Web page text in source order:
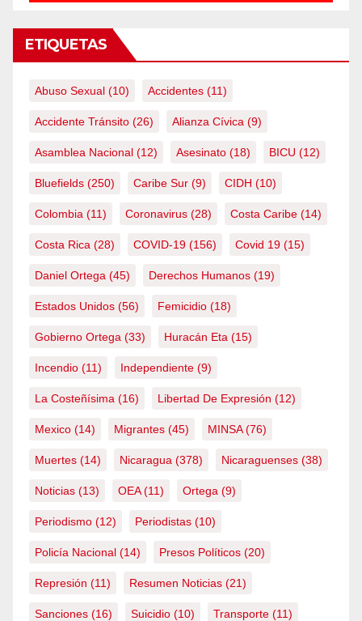
ETIQUETAS
Abuso Sexual (10) Accidentes (11)
Accidente Tránsito (26) Alianza Cívica (9)
Asamblea Nacional (12) Asesinato (18) BICU (12)
Bluefields (250) Caribe Sur (9) CIDH (10)
Colombia (11) Coronavirus (28) Costa Caribe (14)
Costa Rica (28) COVID-19 (156) Covid 19 (15)
Daniel Ortega (45) Derechos Humanos (19)
Estados Unidos (56) Femicidio (18)
Gobierno Ortega (33) Huracán Eta (15)
Incendio (11) Independiente (9)
La Costeñísima (16) Libertad De Expresión (12)
Mexico (14) Migrantes (45) MINSA(76)
Muertes (14) Nicaragua (378) Nicaraguenses (38)
Noticias (13) OEA(11) Ortega (9)
Periodismo (12) Periodistas (10)
Policía Nacional (14) Presos Políticos (20)
Represión (11) Resumen Noticias (21)
Sanciones (16) Suicidio (10) Transporte (11)